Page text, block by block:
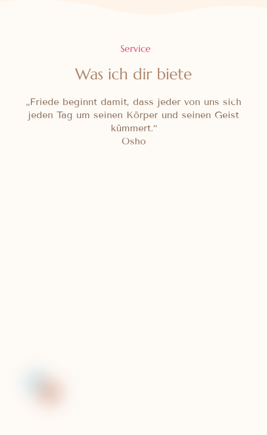
Service
Was ich dir biete
„Friede beginnt damit, dass jeder von uns sich
jeden Tag um seinen Körper und seinen Geist
kümmert.“
Osho